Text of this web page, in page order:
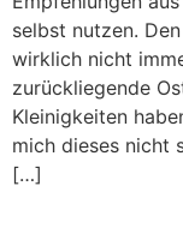
selbst nutzen.
wirklich nicht
zurückliegende
Kleinigkeiten
mich dieses nicht
[…]